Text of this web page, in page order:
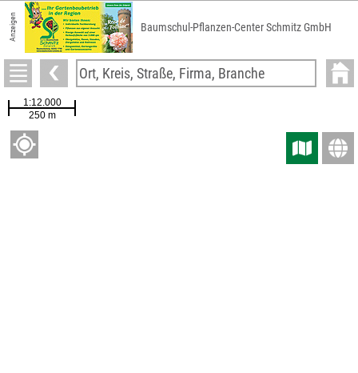
Anzeigen Baumschul-Pflanzen-Center Schmitz GmbH